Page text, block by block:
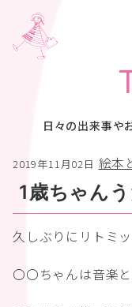
日々の出来事や
2019年11月02日 絵本
1歳ちゃん
久しぶりにリトミッ
〇〇ちゃんは音楽